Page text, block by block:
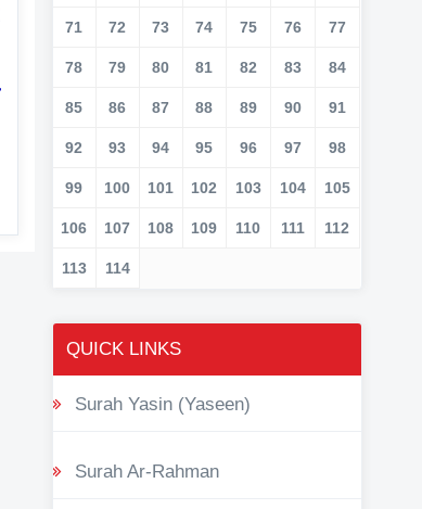
71 72 73 74 75 76 77
78 79 80 81 82 83 84
85 86 87 88 89 90 91
92 93 94 95 96 97 98
99 100 101 102 103 104 105
106 107 108 109 110 111 112
113 114
QUICK LINKS
Surah Yasin (Yaseen)
Surah Ar-Rahman